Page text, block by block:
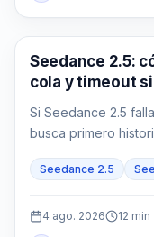
Generación de video
Seedance 2.5:
cola y timeout
Si Seedance 2.5
busca primero
failed/expired antes
Seedance 2.5
4 ago. 2026 12 min